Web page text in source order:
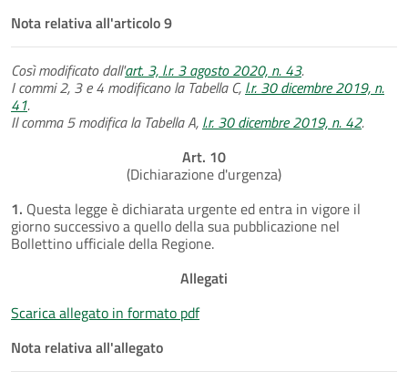
Nota relativa all'articolo 9
Così modificato dall'art. 3, l.r. 3 agosto 2020, n. 43.
I commi 2, 3 e 4 modificano la Tabella C, l.r. 30 dicembre 2019, n.
41.
Il comma 5 modifica la Tabella A, l.r. 30 dicembre 2019, n. 42.
Art. 10
(Dichiarazione d'urgenza)
1. Questa legge è dichiarata urgente ed entra in vigore il
giorno successivo a quello della sua pubblicazione nel
Bollettino ufficiale della Regione.
Allegati
Scarica allegato in formato pdf
Nota relativa all'allegato